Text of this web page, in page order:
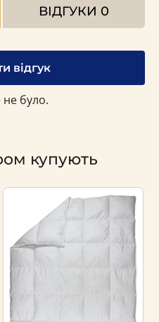
ВІДГУКИ 0
відгук
не було.
купують